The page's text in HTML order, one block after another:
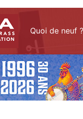
Quoi de neuf ?